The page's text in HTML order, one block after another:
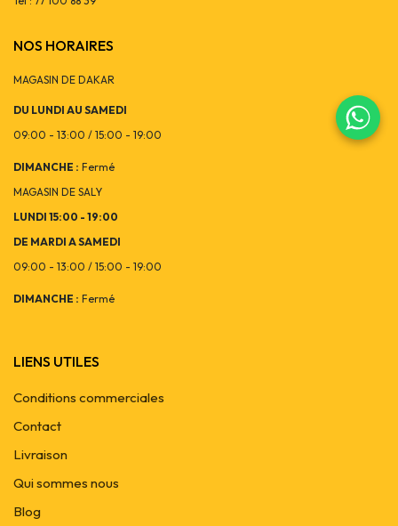
NOS HORAIRES
MAGASIN DE DAKAR
DU LUNDI AU SAMEDI
09:00 - 13:00 / 15:00 - 19:00
DIMANCHE : Fermé
MAGASIN DE SALY
LUNDI 15:00 - 19:00
DE MARDI A SAMEDI
09:00 - 13:00 / 15:00 - 19:00
DIMANCHE : Fermé
LIENS UTILES
Conditions commerciales
Contact
Livraison
Qui sommes nous
Blog